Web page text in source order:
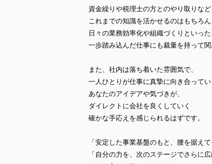
資金繰りや税理士の方とのやり取りなど
これまでの知識を活かせるのはもちろん
日々の業務効率化や組織づくりといった
一歩踏み込んだ仕事にも裁量を持って関
また、社内は落ち着いた雰囲気で、
一人ひとりが仕事に真摯に向き合ってい
あなたのアイデアや気づきが、
ダイレクトに会社を良くしていく
確かな手応えを感じられるはずです。
「安定した事業基盤のもと、腰を据えて
「自分の力を、次のステージでさらに広